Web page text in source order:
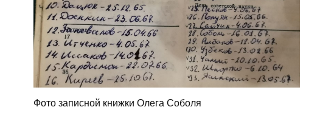
Фото записной книжки Олега Соболя